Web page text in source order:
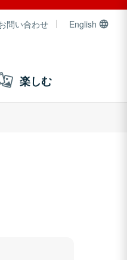
問い合わせ English
楽しむ